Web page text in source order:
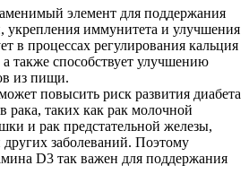
элемент для поддержания
укрепления иммунитета и улучшения
в процессах регулирования кальция
также способствует улучшению
из пищи.
повысить риск развития диабета
рака, таких как рак молочной
и рак предстательной железы,
заболеваний. Поэтому
D3 так важен для поддержания